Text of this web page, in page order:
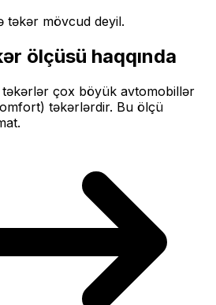
təkər mövcud deyil.
ölçüsü haqqında
çox böyük avtomobillər
təkərlərdir. Bu ölçü